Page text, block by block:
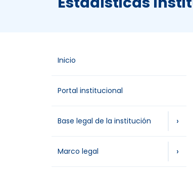
Inicio
Portal institucional
Base legal de la institución ›
Marco legal ›